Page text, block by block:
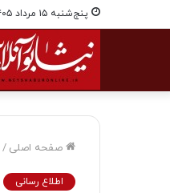
پنج‌شنبه ۱۵ مرداد ۱۴۰۵
صفحه اصلی /
اطلاع رسانی